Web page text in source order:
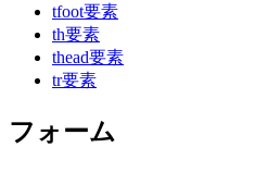
tfoot要素
th要素
thead要素
tr要素
フォーム